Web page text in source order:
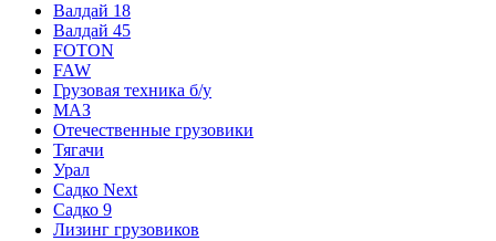
Валдай 18
Валдай 45
FOTON
FAW
Грузовая техника б/у
МАЗ
Отечественные грузовики
Тягачи
Урал
Садко Next
Садко 9
Лизинг грузовиков